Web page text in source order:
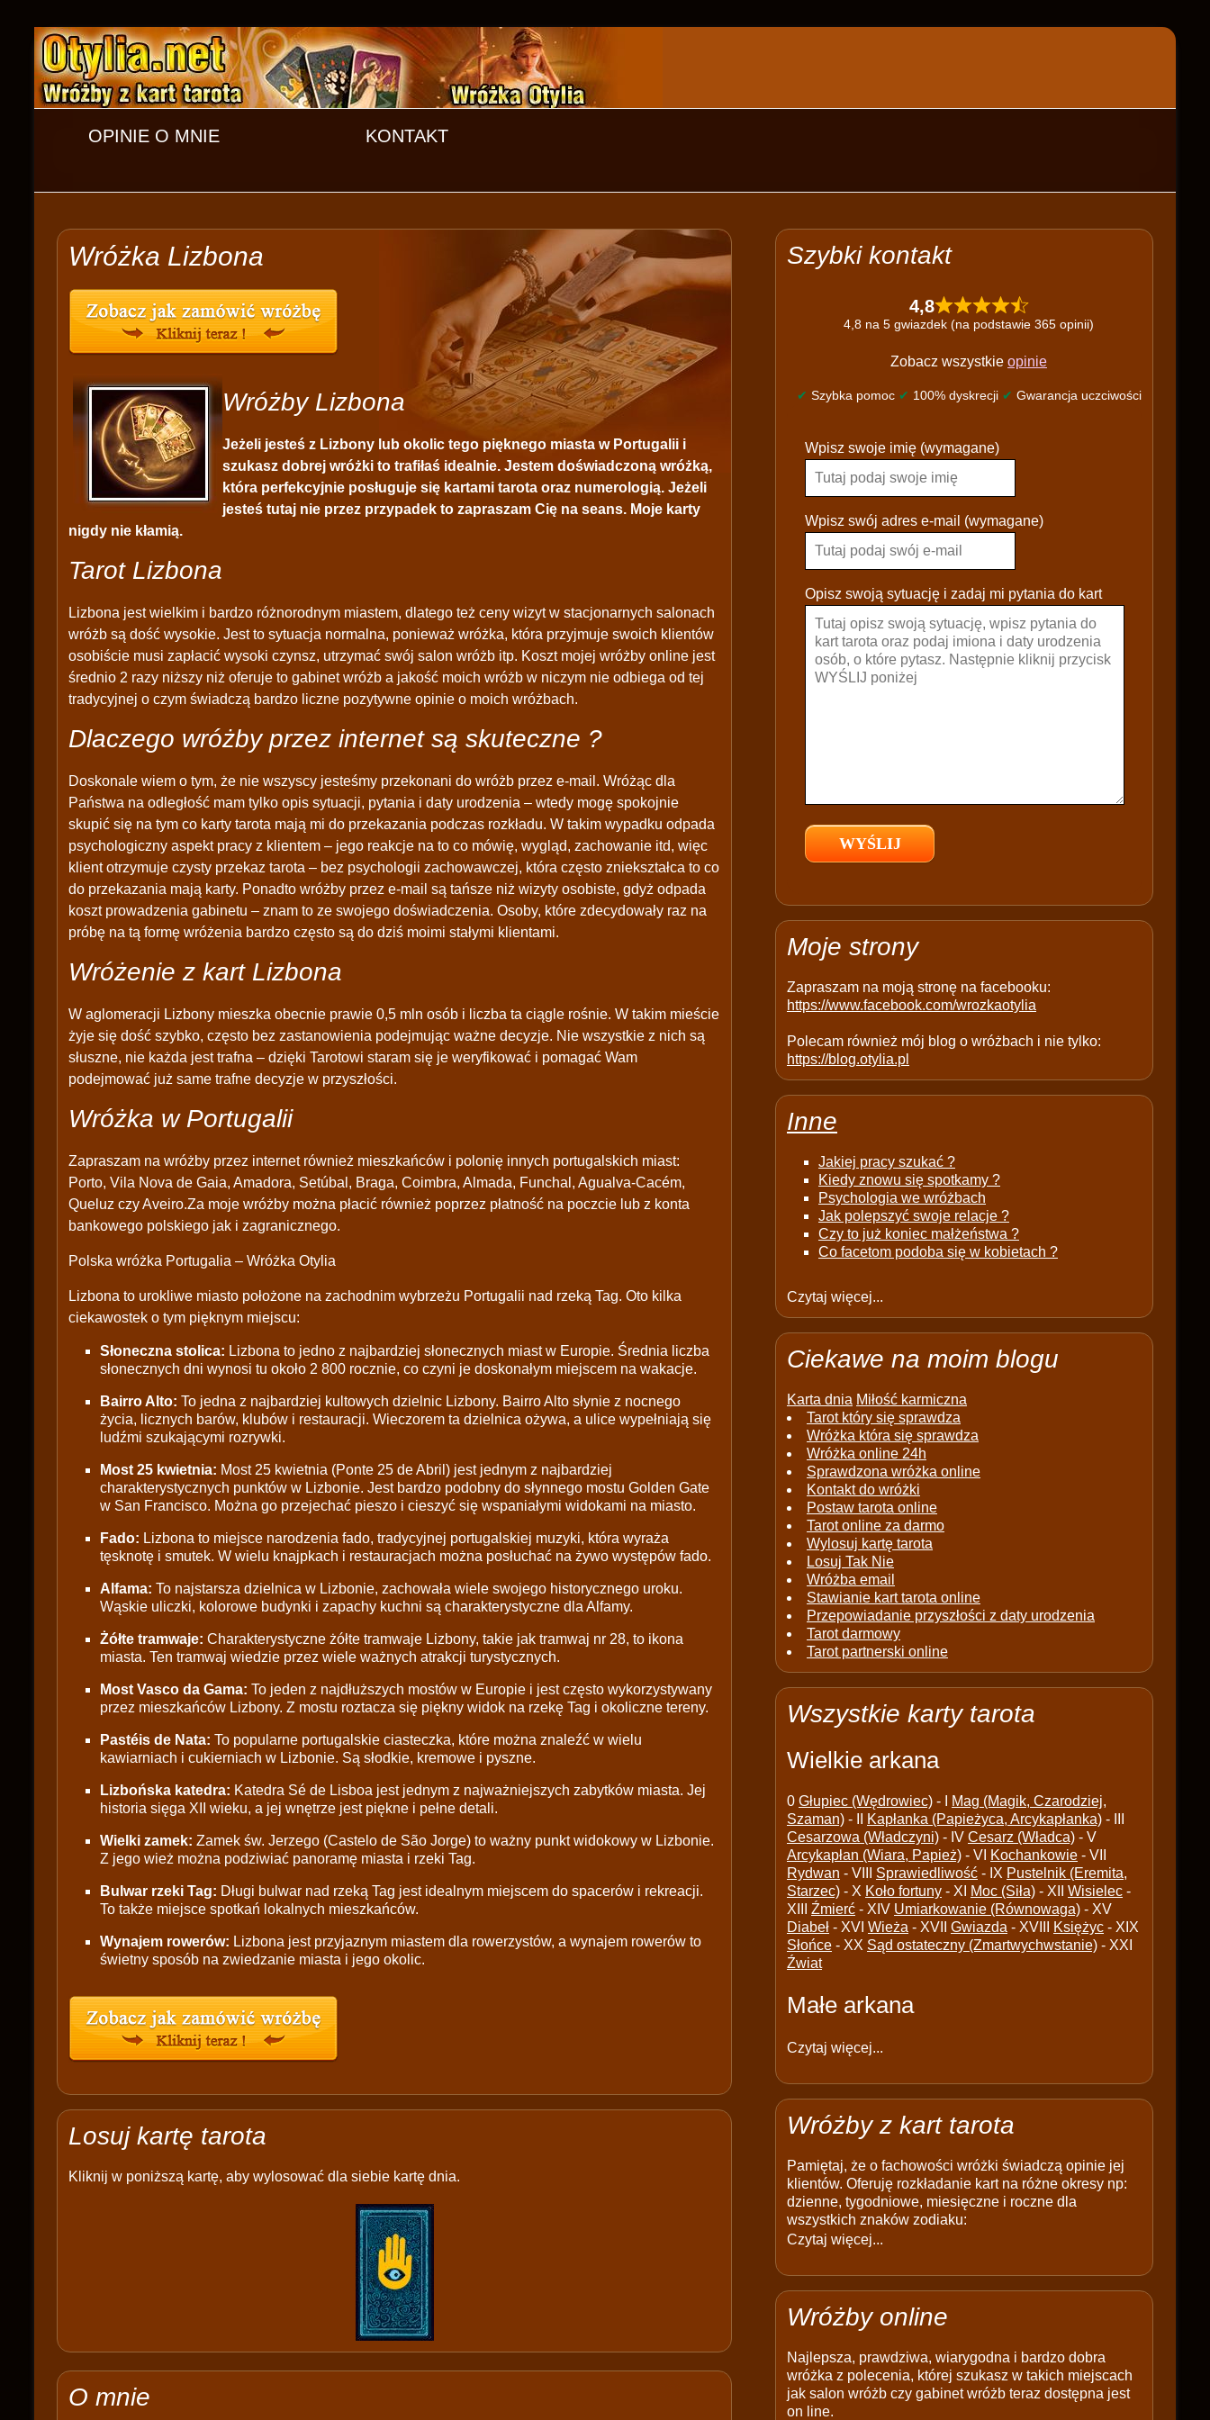
OPINIE O MNIE KONTAKT
Wróżka Lizbona
Wróżby Lizbona
Jeżeli jesteś z Lizbony lub okolic tego pięknego miasta w Portugalii i
szukasz dobrej wróżki to trafiłaś idealnie. Jestem doświadczoną wróżką,
która perfekcyjnie posługuje się kartami tarota oraz numerologią. Jeżeli
jesteś tutaj nie przez przypadek to zapraszam Cię na seans. Moje karty
nigdy nie kłamią.
Tarot Lizbona
Lizbona jest wielkim i bardzo różnorodnym miastem, dlatego też ceny wizyt w stacjonarnych salonach
wróżb są dość wysokie. Jest to sytuacja normalna, ponieważ wróżka, która przyjmuje swoich klientów
osobiście musi zapłacić wysoki czynsz, utrzymać swój salon wróżb itp. Koszt mojej wróżby online jest
średnio 2 razy niższy niż oferuje to gabinet wróżb a jakość moich wróżb w niczym nie odbiega od tej
tradycyjnej o czym świadczą bardzo liczne pozytywne opinie o moich wróżbach.
Dlaczego wróżby przez internet są skuteczne ?
Doskonale wiem o tym, że nie wszyscy jesteśmy przekonani do wróżb przez e-mail. Wróżąc dla
Państwa na odległość mam tylko opis sytuacji, pytania i daty urodzenia – wtedy mogę spokojnie
skupić się na tym co karty tarota mają mi do przekazania podczas rozkładu. W takim wypadku odpada
psychologiczny aspekt pracy z klientem – jego reakcje na to co mówię, wygląd, zachowanie itd, więc
klient otrzymuje czysty przekaz tarota – bez psychologii zachowawczej, która często zniekształca to co
do przekazania mają karty. Ponadto wróżby przez e-mail są tańsze niż wizyty osobiste, gdyż odpada
koszt prowadzenia gabinetu – znam to ze swojego doświadczenia. Osoby, które zdecydowały raz na
próbę na tą formę wróżenia bardzo często są do dziś moimi stałymi klientami.
Wróżenie z kart Lizbona
W aglomeracji Lizbony mieszka obecnie prawie 0,5 mln osób i liczba ta ciągle rośnie. W takim mieście
żyje się dość szybko, często bez zastanowienia podejmując ważne decyzje. Nie wszystkie z nich są
słuszne, nie każda jest trafna – dzięki Tarotowi staram się je weryfikować i pomagać Wam
podejmować już same trafne decyzje w przyszłości.
Wróżka w Portugalii
Zapraszam na wróżby przez internet również mieszkańców i polonię innych portugalskich miast:
Porto, Vila Nova de Gaia, Amadora, Setúbal, Braga, Coimbra, Almada, Funchal, Agualva-Cacém,
Queluz czy Aveiro.Za moje wróżby można płacić również poprzez płatność na poczcie lub z konta
bankowego polskiego jak i zagranicznego.
Polska wróżka Portugalia – Wróżka Otylia
Lizbona to urokliwe miasto położone na zachodnim wybrzeżu Portugalii nad rzeką Tag. Oto kilka
ciekawostek o tym pięknym miejscu:
Słoneczna stolica: Lizbona to jedno z najbardziej słonecznych miast w Europie. Średnia liczba
słonecznych dni wynosi tu około 2 800 rocznie, co czyni je doskonałym miejscem na wakacje.
Bairro Alto: To jedna z najbardziej kultowych dzielnic Lizbony. Bairro Alto słynie z nocnego
życia, licznych barów, klubów i restauracji. Wieczorem ta dzielnica ożywa, a ulice wypełniają się
ludźmi szukającymi rozrywki.
Most 25 kwietnia: Most 25 kwietnia (Ponte 25 de Abril) jest jednym z najbardziej
charakterystycznych punktów w Lizbonie. Jest bardzo podobny do słynnego mostu Golden Gate
w San Francisco. Można go przejechać pieszo i cieszyć się wspaniałymi widokami na miasto.
Fado: Lizbona to miejsce narodzenia fado, tradycyjnej portugalskiej muzyki, która wyraża
tęsknotę i smutek. W wielu knajpkach i restauracjach można posłuchać na żywo występów fado.
Alfama: To najstarsza dzielnica w Lizbonie, zachowała wiele swojego historycznego uroku.
Wąskie uliczki, kolorowe budynki i zapachy kuchni są charakterystyczne dla Alfamy.
Żółte tramwaje: Charakterystyczne żółte tramwaje Lizbony, takie jak tramwaj nr 28, to ikona
miasta. Ten tramwaj wiedzie przez wiele ważnych atrakcji turystycznych.
Most Vasco da Gama: To jeden z najdłuższych mostów w Europie i jest często wykorzystywany
przez mieszkańców Lizbony. Z mostu roztacza się piękny widok na rzekę Tag i okoliczne tereny.
Pastéis de Nata: To popularne portugalskie ciasteczka, które można znaleźć w wielu
kawiarniach i cukierniach w Lizbonie. Są słodkie, kremowe i pyszne.
Lizbońska katedra: Katedra Sé de Lisboa jest jednym z najważniejszych zabytków miasta. Jej
historia sięga XII wieku, a jej wnętrze jest piękne i pełne detali.
Wielki zamek: Zamek św. Jerzego (Castelo de São Jorge) to ważny punkt widokowy w Lizbonie.
Z jego wież można podziwiać panoramę miasta i rzeki Tag.
Bulwar rzeki Tag: Długi bulwar nad rzeką Tag jest idealnym miejscem do spacerów i rekreacji.
To także miejsce spotkań lokalnych mieszkańców.
Wynajem rowerów: Lizbona jest przyjaznym miastem dla rowerzystów, a wynajem rowerów to
świetny sposób na zwiedzanie miasta i jego okolic.
Losuj kartę tarota
Kliknij w poniższą kartę, aby wylosować dla siebie kartę dnia.
O mnie
Szybki kontakt
4,8
4,8 na 5 gwiazdek (na podstawie 365 opinii)
Zobacz wszystkie opinie
✔ Szybka pomoc ✔ 100% dyskrecji ✔ Gwarancja uczciwości
l
a
s
e
a
e
e
p
y
Wpisz swoje imię (wymagane)
Wpisz swój adres e-mail (wymagane)
Opisz swoją sytuację i zadaj mi pytania do kart
Moje strony
Zapraszam na moją stronę na facebooku:
https://www.facebook.com/wrozkaotylia
Polecam również mój blog o wróżbach i nie tylko:
https://blog.otylia.pl
Inne
Jakiej pracy szukać ?
Kiedy znowu się spotkamy ?
Psychologia we wróżbach
Jak polepszyć swoje relacje ?
Czy to już koniec małżeństwa ?
Co facetom podoba się w kobietach ?
Czytaj więcej...
Ciekawe na moim blogu
Karta dnia Miłość karmiczna
Tarot który się sprawdza
Wróżka która się sprawdza
Wróżka online 24h
Sprawdzona wróżka online
Kontakt do wróżki
Postaw tarota online
Tarot online za darmo
Wylosuj kartę tarota
Losuj Tak Nie
Wróżba email
Stawianie kart tarota online
Przepowiadanie przyszłości z daty urodzenia
Tarot darmowy
Tarot partnerski online
Wszystkie karty tarota
Wielkie arkana
0 Głupiec (Wędrowiec) - I
Mag (Magik, Czarodziej,
Szaman) - II Kapłanka (Papieżyca, Arcykapłanka) - III
Cesarzowa (Władczyni) - IV Cesarz (Władca) - V
Arcykapłan (Wiara, Papież) - VI Kochankowie - VII
Rydwan - VIII Sprawiedliwość - IX Pustelnik (Eremita,
Starzec) - X Koło fortuny - XI Moc (Siła) - XII Wisielec -
XIII Źmierć - XIV Umiarkowanie (Równowaga) - XV
Diabeł - XVI Wieża - XVII Gwiazda - XVIII Księżyc - XIX
Słońce - XX Sąd ostateczny (Zmartwychwstanie) - XXI
Źwiat
Małe arkana
Czytaj więcej...
Wróżby z kart tarota
Pamiętaj, że o fachowości wróżki świadczą opinie jej
klientów. Oferuję rozkładanie kart na różne okresy np:
dzienne, tygodniowe, miesięczne i roczne dla
wszystkich znaków zodiaku:
Czytaj więcej...
Wróżby online
Najlepsza, prawdziwa, wiarygodna i bardzo dobra
wróżka z polecenia, której szukasz w takich miejscach
jak salon wróżb czy gabinet wróżb teraz dostępna jest
on line.